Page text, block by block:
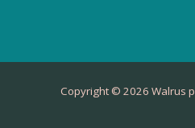
Copyright © 2026 Walrus